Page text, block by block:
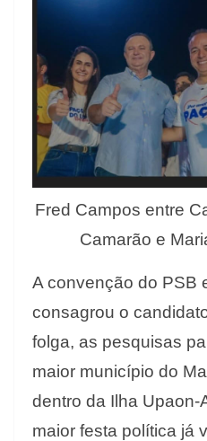
Fred Campos entre
Camarão e
A convenção do PSB
consagrou o
folga, as pesquisas
maior município do
dentro da Ilha Upaon-
maior festa política já